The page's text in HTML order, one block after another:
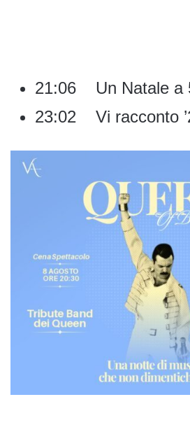
21:06 Un Natale a
23:02 Vi racconto